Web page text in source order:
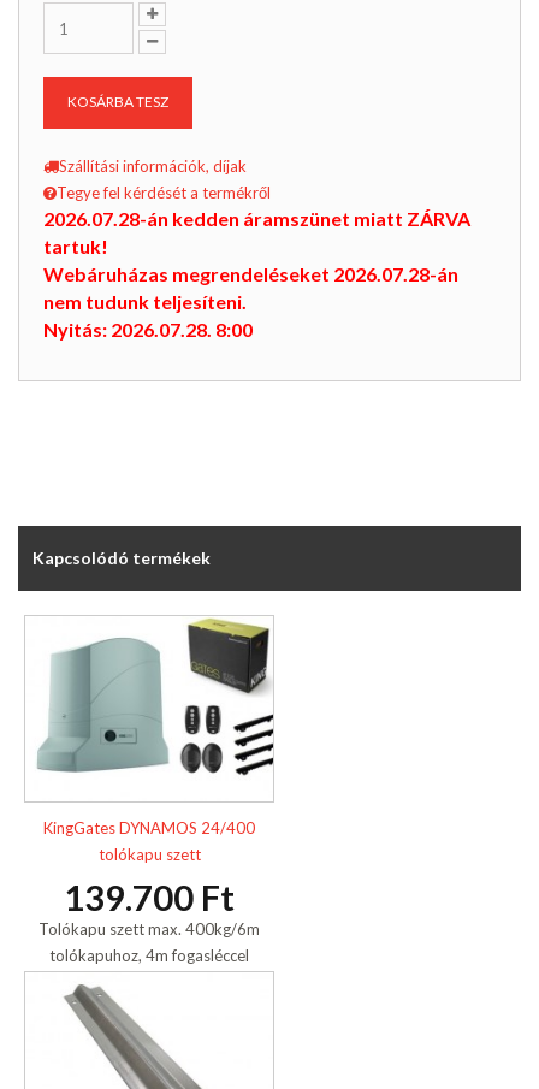
KOSÁRBA TESZ
Szállítási információk, díjak
Tegye fel kérdését a termékről
2026.07.28-án kedden áramszünet miatt ZÁRVA
tartuk!
Webáruházas megrendeléseket 2026.07.28-án
nem tudunk teljesíteni.
Nyitás: 2026.07.28. 8:00
Kapcsolódó termékek
KingGates DYNAMOS 24/400
tolókapu szett
139.700 Ft
Tolókapu szett max. 400kg/6m
tolókapuhoz, 4m fogasléccel